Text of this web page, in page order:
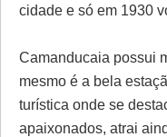
cidade e só em 1930
Camanducaia possui
mesmo é a bela
turística onde se
apaixonados, atrai